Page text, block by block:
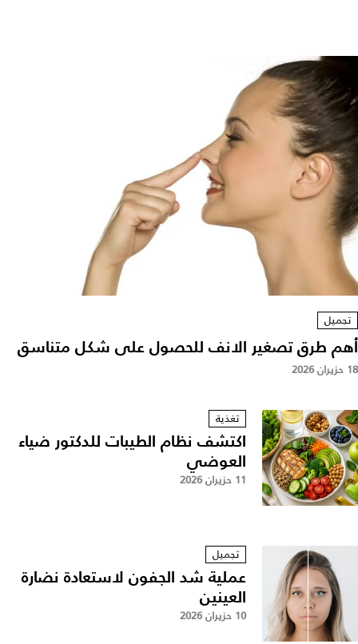
تجميل
أهم طرق تصغير الانف للحصول على شكل متناسق
18 حزيران 2026
تغذية
اكتشف نظام الطيبات للدكتور ضياء
العوضي
11 حزيران 2026
تجميل
عملية شد الجفون لاستعادة نضارة
العينين
10 حزيران 2026